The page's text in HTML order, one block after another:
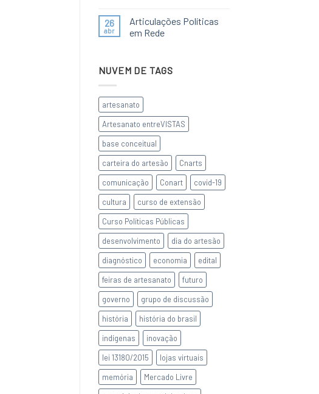
26
abr
Articulações Políticas
em Rede
NUVEM DE TAGS
artesanato
Artesanato entreVISTAS
base conceitual
carteira do artesão
Cnarts
comunicação
Conart
covid-19
cultura
curso de extensão
Curso Políticas Públicas
desenvolvimento
dia do artesão
diagnóstico
economia
edital
feiras de artesanato
futuro
governo
grupo de discussão
história
história do brasil
indígenas
inovação
lei 13180/2015
lojas virtuais
memória
Mercado Livre